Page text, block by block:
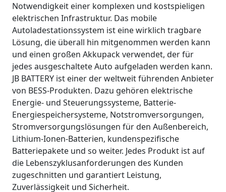
Notwendigkeit einer komplexen und kostspieligen
elektrischen Infrastruktur. Das mobile
Autoladestationssystem ist eine wirklich tragbare
Lösung, die überall hin mitgenommen werden kann
und einen großen Akkupack verwendet, der für
jedes ausgeschaltete Auto aufgeladen werden kann.
JB BATTERY ist einer der weltweit führenden Anbieter
von BESS-Produkten. Dazu gehören elektrische
Energie- und Steuerungssysteme, Batterie-
Energiespeichersysteme, Notstromversorgungen,
Stromversorgungslösungen für den Außenbereich,
Lithium-Ionen-Batterien, kundenspezifische
Batteriepakete und so weiter. Jedes Produkt ist auf
die Lebenszyklusanforderungen des Kunden
zugeschnitten und garantiert Leistung,
Zuverlässigkeit und Sicherheit.